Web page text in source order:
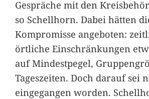
Gespräche mit den
so Schellhorn. Dabei hätten
Kompromisse angeboten:
örtliche Einschränkungen
auf Mindestpegel,
Tageszeiten. Doch darauf sei
eingegangen worden.